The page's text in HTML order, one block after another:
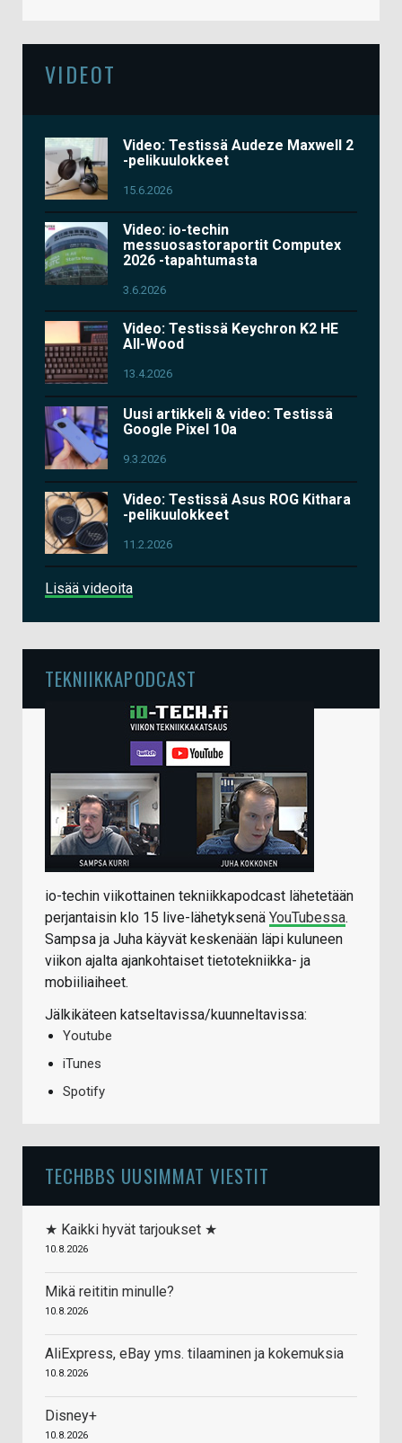
VIDEOT
Video: Testissä Audeze Maxwell 2
-pelikuulokkeet
15.6.2026
Video: io-techin
messuosastoraportit Computex
2026 -tapahtumasta
3.6.2026
Video: Testissä Keychron K2 HE
All-Wood
13.4.2026
Uusi artikkeli & video: Testissä
Google Pixel 10a
9.3.2026
Video: Testissä Asus ROG Kithara
-pelikuulokkeet
11.2.2026
Lisää videoita
TEKNIIKKAPODCAST
io-techin viikottainen tekniikkapodcast lähetetään
perjantaisin klo 15 live-lähetyksenä YouTubessa.
Sampsa ja Juha käyvät keskenään läpi kuluneen
viikon ajalta ajankohtaiset tietotekniikka- ja
mobiiliaiheet.
Jälkikäteen katseltavissa/kuunneltavissa:
Youtube
iTunes
Spotify
TECHBBS UUSIMMAT VIESTIT
★ Kaikki hyvät tarjoukset ★
10.8.2026
Mikä reititin minulle?
10.8.2026
AliExpress, eBay yms. tilaaminen ja kokemuksia
10.8.2026
Disney+
10.8.2026